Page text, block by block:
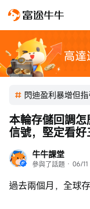
閃迪盈利暴增但
牛牛課堂
參與了話題 · 06/
本輪存儲回調
信號，堅定看
過去兩個月，全球